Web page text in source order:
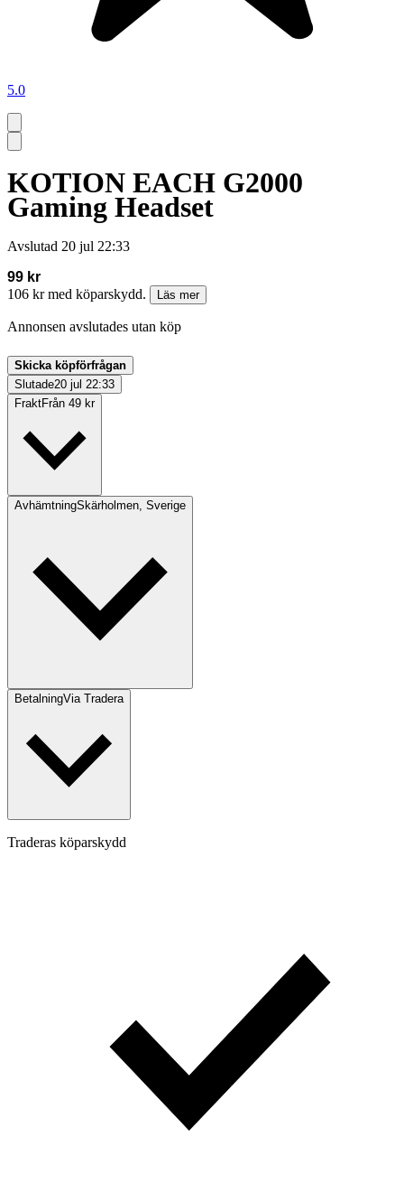
5.0
KOTION EACH G2000
Gaming Headset
Avslutad 20 jul 22:33
99 kr
106 kr med köparskydd.
Läs mer
Annonsen avslutades utan köp
Skicka köpförfrågan
Slutade20 jul 22:33
FraktFrån 49 kr
AvhämtningSkärholmen, Sverige
BetalningVia Tradera
Traderas köparskydd